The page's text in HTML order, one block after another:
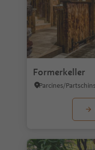
Formerkeller